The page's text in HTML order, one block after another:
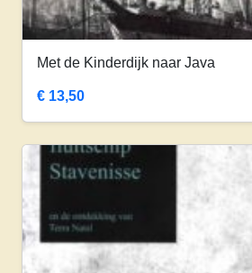
Met de Kinderdijk naar Java
€ 13,50